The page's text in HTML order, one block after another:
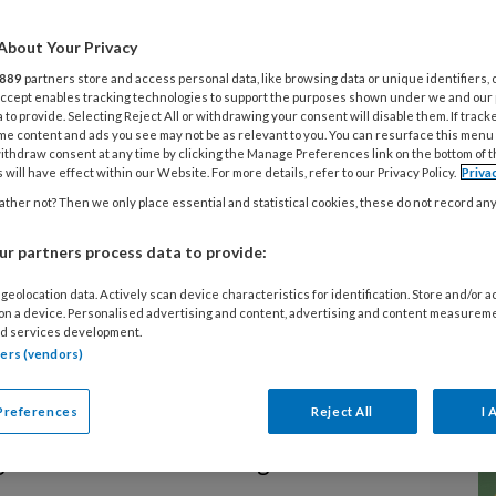
zou meer
krijgen bij de
begint bij (huis)artsen te landen.
die kan leiden tot vele andere
doorgedrongen, vindt Marc
bungelt onderaan als het
Daar zou verandering in moeten
Your Privacy
889 partners store and access personal data, like browsing data or unique identifiers,
enables tracking technologies to support the purposes shown under we and
to provide. Selecting Reject All or withdrawing your consent will disable them. If
content and ads you see may not be as relevant to you. You can resurface this
consent at any time by clicking the Manage Preferences link on the bottom of
will have effect within our Website. For more details, refer to our Privacy Policy.
not? Then we only place essential and statistical cookies, these do not record
partners process data to provide:
data. Actively scan device characteristics for identification. Store and/or
a device. Personalised advertising and content, advertising and content
services development.
(vendors)
Reject All I